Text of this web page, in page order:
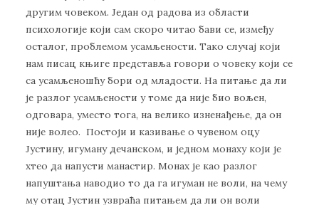
другим човеком. Један од радова из области
психологије који сам скоро читао бави се, између
осталог, проблемом усамљености. Тако случај који
нам писац књиге представља говори о човеку који се
са усамљеношћу бори од младости. На питање да ли
је разлог усамљености у томе да није био вољен,
одговара, уместо тога, на велико изненађење, да он
није волео. Постоји и казивање о чувеном оцу
Јустину, игуману дечанском, и једном монаху који је
хтео да напусти манастир. Монах је као разлог
напуштања наводио то да га игуман не воли, на чему
му отац Јустин узвраћа питањем да ли он воли